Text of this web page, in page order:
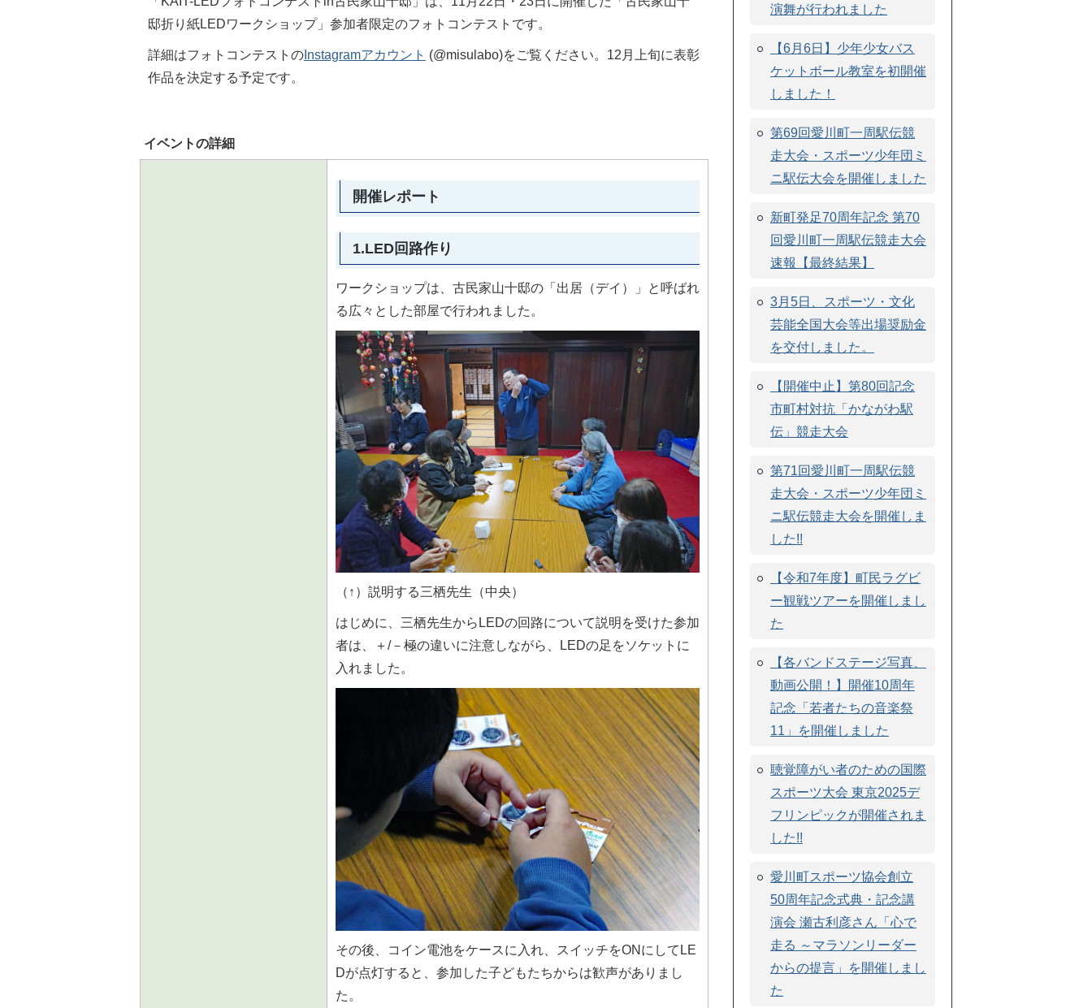
邸折り紙LEDワークショップ」参加者限定のフォトコンテストです。
詳細はフォトコンテストの Instagramアカウント (@misulabo)をご覧ください。12月上旬に表彰
作品を決定する予定です。
イベントの詳細
開催レポート
1.LED回路作り
ワークショップは、古民家山十邸の「出居（デイ）」と呼ばれ
る広々とした部屋で行われました。
（↑）説明する三栖先生（中央）
はじめに、三栖先生からLEDの回路について説明を受けた参加
者は、＋/－極の違いに注意しながら、LEDの足をソケットに
入れました。
その後、コイン電池をケースに入れ、スイッチをONにしてLE
Dが点灯すると、参加した子どもたちからは歓声がありまし
た。
演舞が行われました
【6月6日】少年少女バス
ケットボール教室を初開催
しました！
第69回愛川町一周駅伝競
走大会・スポーツ少年団ミ
ニ駅伝大会を開催しました
新町発足70周年記念 第70
回愛川町一周駅伝競走大会
速報【最終結果】
3月5日、スポーツ・文化
芸能全国大会等出場奨励金
を交付しました。
【開催中止】第80回記念
市町村対抗「かながわ駅
伝」競走大会
第71回愛川町一周駅伝競
走大会・スポーツ少年団ミ
ニ駅伝競走大会を開催しま
した!!
【令和7年度】町民ラグビ
ー観戦ツアーを開催しまし
た
【各バンドステージ写真、
動画公開！】開催10周年
記念「若者たちの音楽祭
11」を開催しました
聴覚障がい者のための国際
スポーツ大会 東京2025デ
フリンピックが開催されま
した!!
愛川町スポーツ協会創立
50周年記念式典・記念講
演会 瀬古利彦さん「心で
走る ～マラソンリーダー
からの提言」を開催しまし
た